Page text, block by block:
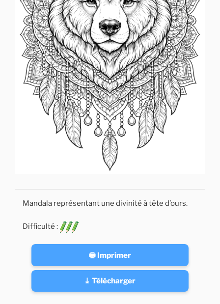
Mandala représentant une divinité à tête d’ours.
Difficulté :
🖶 Imprimer
⤓ Télécharger